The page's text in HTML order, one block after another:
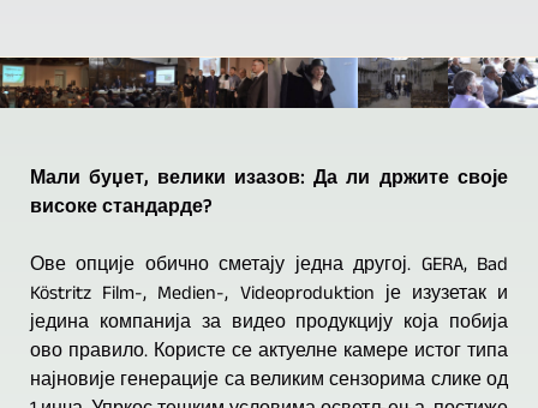
Мали буџет, велики изазов: Да ли држите своје
високе стандарде?
Ове опције обично сметају једна другој. GERA, Bad
Köstritz Film-, Medien-, Videoproduktion је изузетак и
једина компанија за видео продукцију која побија
ово правило. Користе се актуелне камере истог типа
најновије генерације са великим сензорима слике од